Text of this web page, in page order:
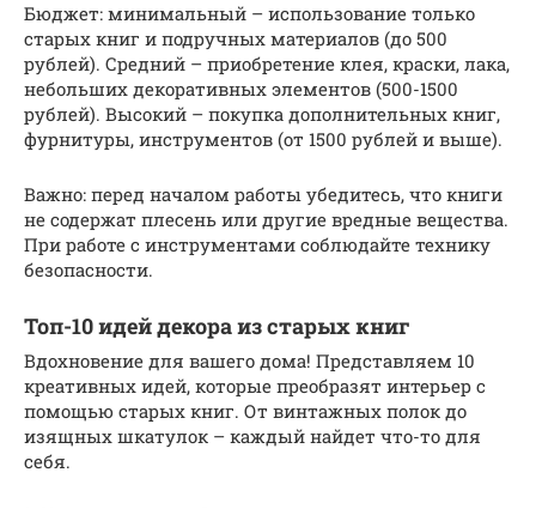
Бюджет: минимальный – использование только
старых книг и подручных материалов (до 500
рублей). Средний – приобретение клея, краски, лака,
небольших декоративных элементов (500-1500
рублей). Высокий – покупка дополнительных книг,
фурнитуры, инструментов (от 1500 рублей и выше).
Важно: перед началом работы убедитесь, что книги
не содержат плесень или другие вредные вещества.
При работе с инструментами соблюдайте технику
безопасности.
Топ-10 идей декора из старых книг
Вдохновение для вашего дома! Представляем 10
креативных идей, которые преобразят интерьер с
помощью старых книг. От винтажных полок до
изящных шкатулок – каждый найдет что-то для
себя.